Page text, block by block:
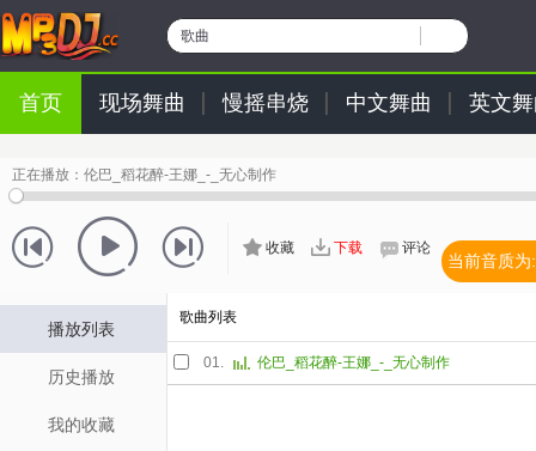
歌曲
首页 现场舞曲 慢摇串烧 中文舞曲 英文
正在播放： 伦巴_稻花醉-王娜_-_无心制作
收藏 下载 评论
当前音质为:
播放列表
历史播放
我的收藏
歌曲列表
01. 伦巴_稻花醉-王娜_-_无心制作